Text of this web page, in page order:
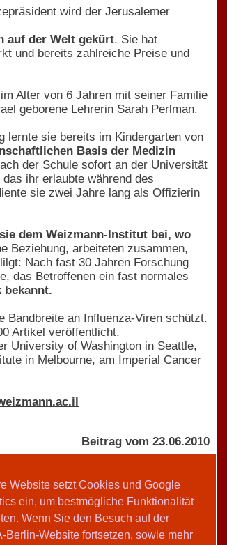
Website setzt Cookies und Google
ein, um bestmögliche Funktionalität
Wenn Sie den Besuch auf der
Berlin-Website fortsetzen, sowie mehr
wird der Jerusalemer
auf der Welt gekürt. Sie hat
und bereits zahlreiche Preise und
Alter von 6 Jahren mit seiner Familie
geborene Lehrerin Sarah Perlman.
lernte sie bereits im Kindergarten von
Basis der Medizin
der Schule sofort an der Universität
ihr erlaubte während des
sie zwei Jahre lang als Offizierin
dem Weizmann-Institut bei, wo
Beziehung, arbeiteten zusammen,
Nach fast 30 Jahren Forschung
das Betroffenen ein fast normales
bekannt.
Bandbreite an Influenza-Viren schützt.
Artikel veröffentlicht.
University of Washington in Seattle,
in Melbourne, am Imperial Cancer
Beitrag vom 23.06.2010
AVIVA-Redaktion
Teilen